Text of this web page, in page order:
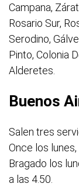
Campana,
Rosario Sur,
Serodino,
Pinto, Colonia
Alderetes.
Buenos
Salen tres
Once los
Bragado los
a las 4.50.